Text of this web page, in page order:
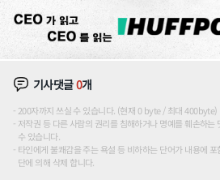
기사댓글0개
200자까지 쓰실 수 있습니다. (현재 0 byte / 최대 400byte)
저작권 등 다른 사람의 권리를 침해하거나 명예를 훼손하
수 있습니다.
타인에게 불쾌감을 주는 욕설 등 비하하는 단어가 내용에
단에 의해 삭제 합니다.